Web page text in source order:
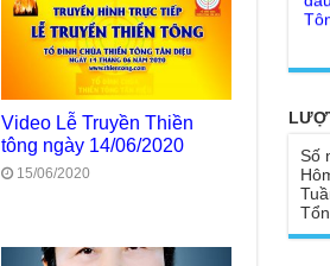
Video Lễ Truyền Thiền
tông ngày 14/06/2020
15/06/2020
Tổ
Tu
Số